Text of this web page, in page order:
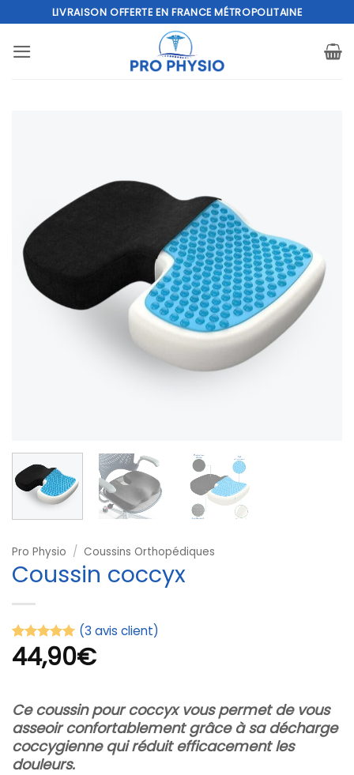
au
contenu
LIVRAISON OFFERTE EN FRANCE MÉTROPOLITAINE
Pro Physio / Coussins Orthopédiques
Coussin coccyx
Noté 5sur
5 basé sur
3
(3 avis client)
44,90€
Ce coussin pour coccyx vous permet de vous
asseoir confortablement grâce à sa décharge
coccygienne qui réduit efficacement les
douleurs.